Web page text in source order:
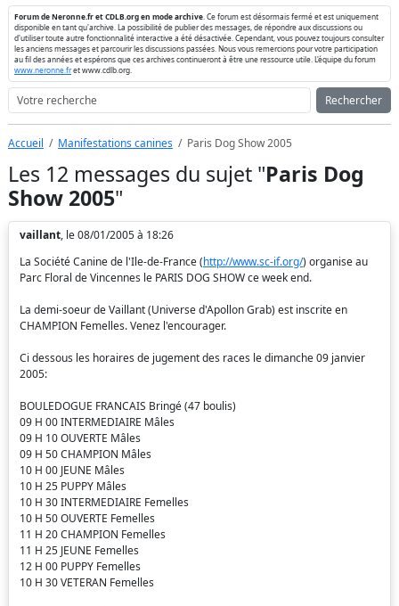
Forum de Neronne.fr et CDLB.org en mode archive . Ce forum est désormais fermé et est uniquement
disponible en tant qu'archive. La possibilité de publier des messages, de répondre aux discussions ou
d'utiliser toute autre fonctionnalité interactive a été désactivée. Cependant, vous pouvez toujours consulter
les anciens messages et parcourir les discussions passées. Nous vous remercions pour votre participation
au fil des années et espérons que ces archives continueront à être une ressource utile. L'équipe du forum
www.neronne.fret www.cdlb.org.
Rechercher
Accueil Manifestations canines Paris Dog Show 2005
Les 12 messages du sujet "Paris Dog
Show 2005"
vaillant, le 08/01/2005 à 18:26
La Société Canine de l'Ile-de-France (http://www.sc-if.org/) organise au
Parc Floral de Vincennes le PARIS DOG SHOW ce week end.
La demi-soeur de Vaillant (Universe d'Apollon Grab) est inscrite en
CHAMPION Femelles. Venez l'encourager.
Ci dessous les horaires de jugement des races le dimanche 09 janvier
2005:
BOULEDOGUE FRANCAIS Bringé (47 boulis)
09 H 00 INTERMEDIAIRE Mâles
09 H 10 OUVERTE Mâles
09 H 50 CHAMPION Mâles
10 H 00 JEUNE Mâles
10 H 25 PUPPY Mâles
10 H 30 INTERMEDIAIRE Femelles
10 H 50 OUVERTE Femelles
11 H 20 CHAMPION Femelles
11 H 25 JEUNE Femelles
12 H 00 PUPPY Femelles
10 H 30 VETERAN Femelles